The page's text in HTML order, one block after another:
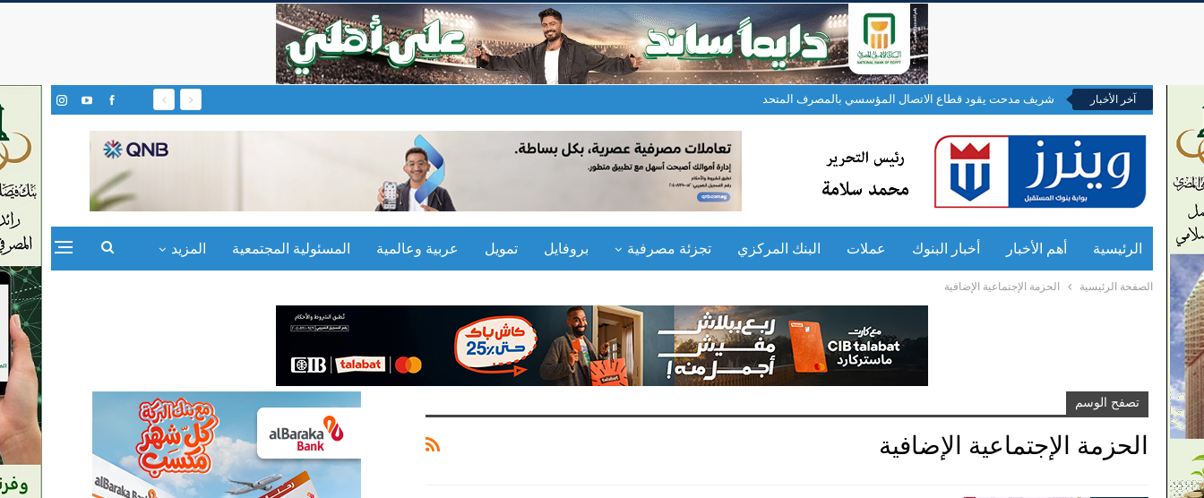
آخر الأخبار شريف مدحت يقود قطاع الاتصال المؤسسي بالمصرف المتحد
الرئيسية أهم الأخبار أخبار البنوك عملات البنك المركزي تجزئة مصرفية بروفايل تمويل عربية وعالمية المسئولية المجتمعية المزيد
الصفحة الرئيسية الحزمة الإجتماعية الإضافية
تصفح الوسم
الحزمة الإجتماعية الإضافية